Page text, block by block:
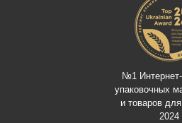
№1
упаковочных
и товаров
2024